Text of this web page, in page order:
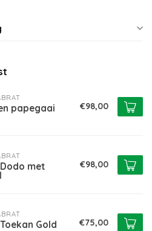
papegaai €98,00
met €98,00
Gold €75,00